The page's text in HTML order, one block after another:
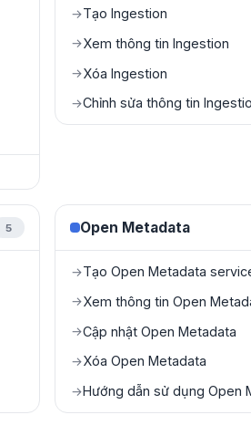
→Tạo Ingestion
→Xem thông tin Ingestion
→Xóa Ingestion
→Chỉnh sửa thông tin
5 Open Metadata
→Tạo Open Metadata
→Xem thông tin Open
→Cập nhật Open Metadata
→Xóa Open Metadata
→Hướng dẫn sử dụng Open